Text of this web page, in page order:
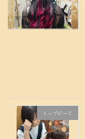
トップピース